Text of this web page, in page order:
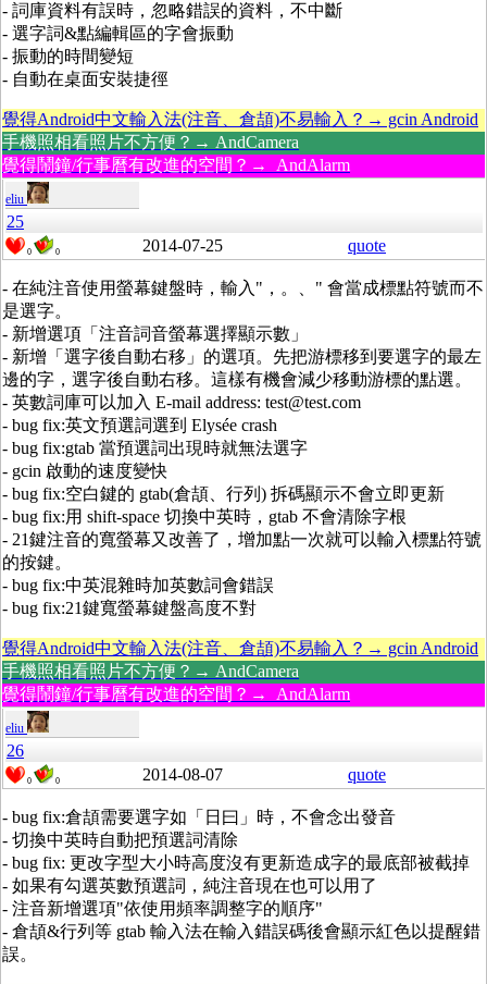
- 詞庫資料有誤時，忽略錯誤的資料，不中斷
- 選字詞&點編輯區的字會振動
- 振動的時間變短
- 自動在桌面安裝捷徑
覺得Android中文輸入法(注音、倉頡)不易輸入？→ gcin Android
手機照相看照片不方便？→ AndCamera
覺得鬧鐘/行事曆有改進的空間？→ AndAlarm
eliu
25
0 0 2014-07-25 quote
- 在純注音使用螢幕鍵盤時，輸入"，。、" 會當成標點符號而不
是選字。
- 新增選項「注音詞音螢幕選擇顯示數」
- 新增「選字後自動右移」的選項。先把游標移到要選字的最左
邊的字，選字後自動右移。這樣有機會減少移動游標的點選。
- 英數詞庫可以加入 E-mail address: test@test.com
- bug fix:英文預選詞選到 Elysée crash
- bug fix:gtab 當預選詞出現時就無法選字
- gcin 啟動的速度變快
- bug fix:空白鍵的 gtab(倉頡、行列) 拆碼顯示不會立即更新
- bug fix:用 shift-space 切換中英時，gtab 不會清除字根
- 21鍵注音的寬螢幕又改善了，增加點一次就可以輸入標點符號
的按鍵。
- bug fix:中英混雜時加英數詞會錯誤
- bug fix:21鍵寬螢幕鍵盤高度不對
覺得Android中文輸入法(注音、倉頡)不易輸入？→ gcin Android
手機照相看照片不方便？→ AndCamera
覺得鬧鐘/行事曆有改進的空間？→ AndAlarm
eliu
26
0 0 2014-08-07 quote
- bug fix:倉頡需要選字如「日曰」時，不會念出發音
- 切換中英時自動把預選詞清除
- bug fix: 更改字型大小時高度沒有更新造成字的最底部被截掉
- 如果有勾選英數預選詞，純注音現在也可以用了
- 注音新增選項"依使用頻率調整字的順序"
- 倉頡&行列等 gtab 輸入法在輸入錯誤碼後會顯示紅色以提醒錯
誤。